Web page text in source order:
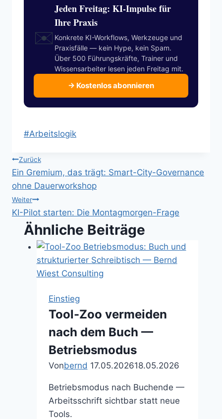
✉️
Jeden Freitag: KI-Impulse für
Ihre Praxis
Konkrete KI-Workflows, Werkzeuge und
Praxisfälle — kein Hype, kein Spam.
Über 500 Führungskräfte, Trainer und
Wissensarbeiter lesen jeden Freitag mit.
→ Kostenlos abonnieren
Schlagworte:
#Arbeitslogik
Beitragsnavigation
Zurück
Ein Gremium, das trägt: Smart-City-Governance
ohne Dauerworkshop
Weiter
KI-Pilot starten: Die Montagmorgen-Frage
Ähnliche Beiträge
Einstieg
Tool-Zoo vermeiden
nach dem Buch —
Betriebsmodus
Vonbernd 17.05.202618.05.2026
Betriebsmodus nach Buchende —
Arbeitsschrift sichtbar statt neue
Tools.